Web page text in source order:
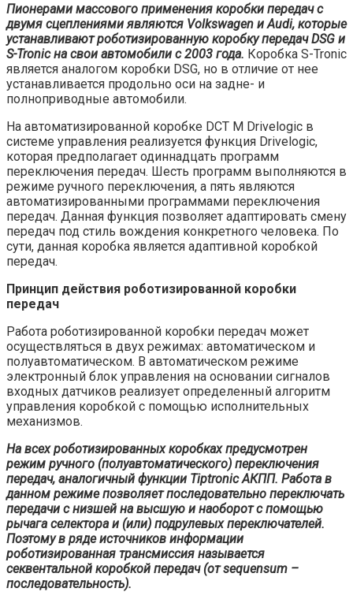
Пионерами массового применения коробки передач с
двумя сцеплениями являются Volkswagen и Audi, которые
устанавливают роботизированную коробку передач DSG и
S-Tronic на свои автомобили с 2003 года. Коробка S-Tronic
является аналогом коробки DSG, но в отличие от нее
устанавливается продольно оси на задне- и
полноприводные автомобили.
На автоматизированной коробке DCT M Drivelogic в
системе управления реализуется функция Drivelogic,
которая предполагает одиннадцать программ
переключения передач. Шесть программ выполняются в
режиме ручного переключения, а пять являются
автоматизированными программами переключения
передач. Данная функция позволяет адаптировать смену
передач под стиль вождения конкретного человека. По
сути, данная коробка является адаптивной коробкой
передач.
Принцип действия роботизированной коробки
передач
Работа роботизированной коробки передач может
осуществляться в двух режимах: автоматическом и
полуавтоматическом. В автоматическом режиме
электронный блок управления на основании сигналов
входных датчиков реализует определенный алгоритм
управления коробкой с помощью исполнительных
механизмов.
На всех роботизированных коробках предусмотрен
режим ручного (полуавтоматического) переключения
передач, аналогичный функции Tiptronic АКПП. Работа в
данном режиме позволяет последовательно переключать
передачи с низшей на высшую и наоборот с помощью
рычага селектора и (или) подрулевых переключателей.
Поэтому в ряде источников информации
роботизированная трансмиссия называется
секвентальной коробкой передач (от sequensum –
последовательность).